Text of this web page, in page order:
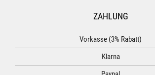
ZAHLUNG
Vorkasse (3% Rabatt)
Klarna